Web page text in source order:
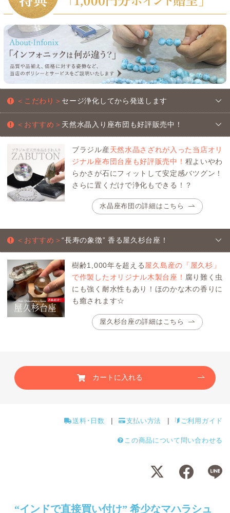
＜こだわり＞ セージ浄化してから発送します
＜おすすめ＞ 天然水晶入り座布団も好評販売中！
ブラジル産天然水晶さざれが入った当店オリ
ジナル座布団台座も好評販売中！ 程よいやわ
らかさが石にフィットして安定感バツグン！
さらに置くだけで浄化もできる！？
水晶座布団の詳細はこちら
＜おすすめ＞“長寿の象徴” 香る屋久杉台座！
樹齢1,000年を超える 屋久島産の「屋久杉」
で作製したオリジナル木製台座！ 腐り難く虫
にも強く耐水性もあり！ほのかな木の香りに
も癒されます☆
屋久杉台座の詳細はこちら
カートに入れる
送料･日数 支払い方法 ご利用ガイド
この商品について問い合わせる
“インドで直接買い付け” 希少なマハラシュ